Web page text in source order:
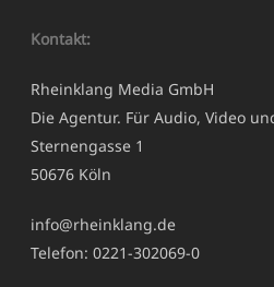
Kontakt:
Rheinklang Media GmbH
Die Agentur. Für Audio, Video
Sternengasse 1
50676 Köln
info@rheinklang.de
Telefon: 0221-302069-0